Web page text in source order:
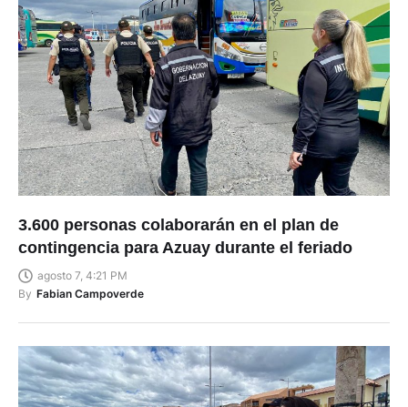
3.600 personas colaborarán en el plan de
contingencia para Azuay durante el feriado
agosto 7, 4:21 PM
By Fabian Campoverde